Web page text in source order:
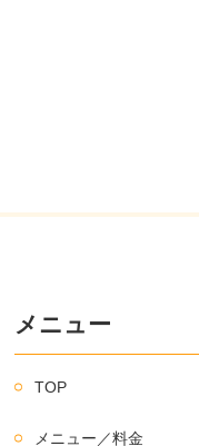
メニュー
TOP
メニュー／料金